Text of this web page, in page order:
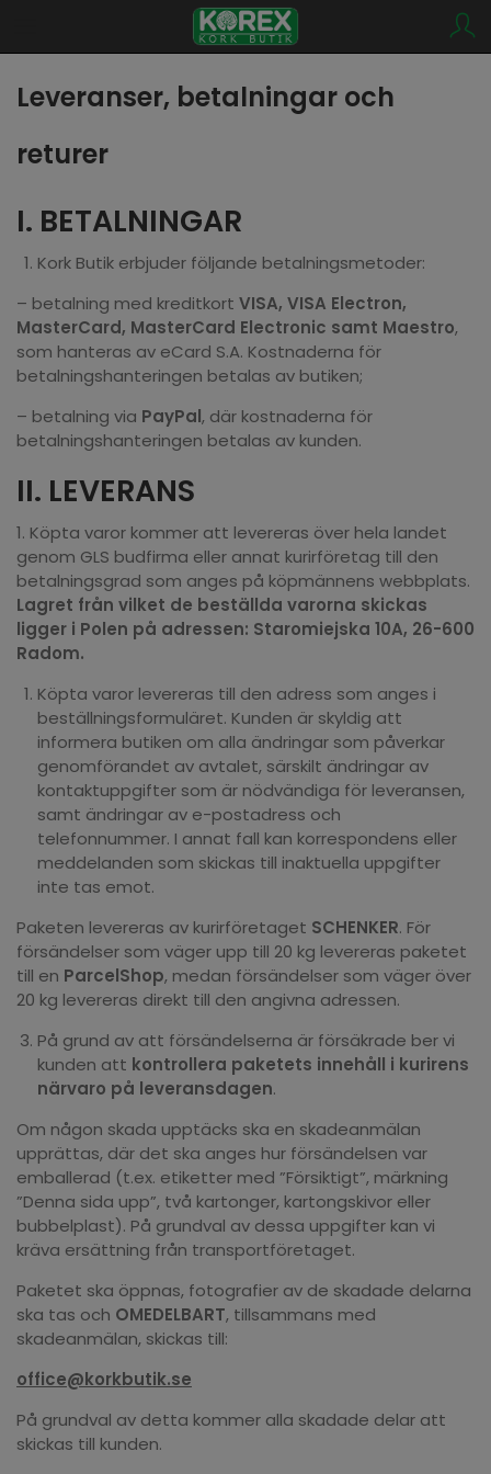
Leveranser, betalningar och
returer
I. BETALNINGAR
Kork Butik erbjuder följande betalningsmetoder:
– betalning med kreditkort VISA, VISA Electron,
MasterCard, MasterCard Electronic samt Maestro,
som hanteras av eCard S.A. Kostnaderna för
betalningshanteringen betalas av butiken;
– betalning via PayPal, där kostnaderna för
betalningshanteringen betalas av kunden.
II. LEVERANS
1. Köpta varor kommer att levereras över hela landet
genom GLS budfirma eller annat kurirföretag till den
betalningsgrad som anges på köpmännens webbplats.
Lagret från vilket de beställda varorna skickas
ligger i Polen på adressen: Staromiejska 10A, 26-600
Radom.
Köpta varor levereras till den adress som anges i
beställningsformuläret. Kunden är skyldig att
informera butiken om alla ändringar som påverkar
genomförandet av avtalet, särskilt ändringar av
kontaktuppgifter som är nödvändiga för leveransen,
samt ändringar av e-postadress och
telefonnummer. I annat fall kan korrespondens eller
meddelanden som skickas till inaktuella uppgifter
inte tas emot.
Paketen levereras av kurirföretaget SCHENKER. För
försändelser som väger upp till 20 kg levereras paketet
till en ParcelShop, medan försändelser som väger över
20 kg levereras direkt till den angivna adressen.
På grund av att försändelserna är försäkrade ber vi
kunden att kontrollera paketets innehåll i kurirens
närvaro på leveransdagen.
Om någon skada upptäcks ska en skadeanmälan
upprättas, där det ska anges hur försändelsen var
emballerad (t.ex. etiketter med ”Försiktigt”, märkning
”Denna sida upp”, två kartonger, kartongskivor eller
bubbelplast). På grundval av dessa uppgifter kan vi
kräva ersättning från transportföretaget.
Paketet ska öppnas, fotografier av de skadade delarna
ska tas och OMEDELBART, tillsammans med
skadeanmälan, skickas till:
office@korkbutik.se
På grundval av detta kommer alla skadade delar att
skickas till kunden.